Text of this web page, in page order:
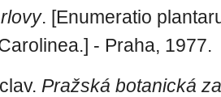
. [Enumeratio
- Praha, 1977.
Pražská botanická